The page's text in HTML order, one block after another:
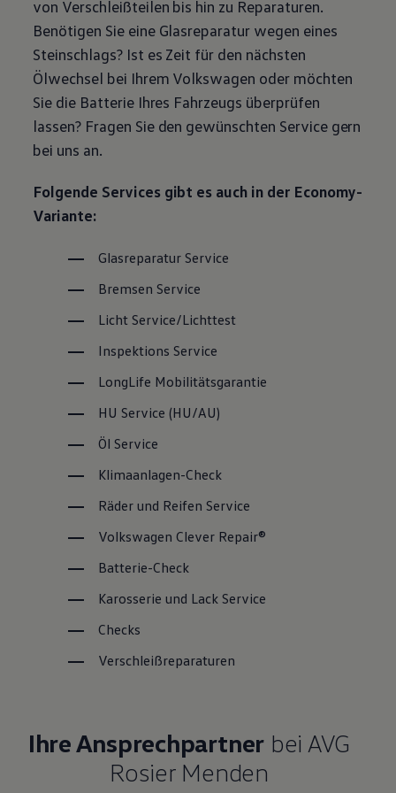
Magazin
Lifestyle
Transport
Familie
Elektromobilität
Volkswagen R
Pannen- und Unfallhilfe
Volkswagen Kundenbetreuung
von Verschleißteilen bis hin zu Reparaturen.
Benötigen Sie eine Glasreparatur wegen eines
Steinschlags? Ist es Zeit für den nächsten
Ölwechsel bei Ihrem Volkswagen oder möchten
Sie die Batterie Ihres Fahrzeugs überprüfen
lassen? Fragen Sie den gewünschten Servicegern
bei uns an.
Folgende Services gibt es auch in der Economy-
Variante:
Glasreparatur Service
Bremsen Service
Licht Service/Lichttest
Inspektions Service
LongLife Mobilitätsgarantie
HU Service (HU/AU)
Öl Service
Klimaanlagen-Check
Räder und Reifen Service
Volkswagen Clever Repair®
Batterie-Check
Karosserie und Lack Service
Checks
Verschleißreparaturen
Ihre Ansprechpartner bei AVG
Rosier Menden